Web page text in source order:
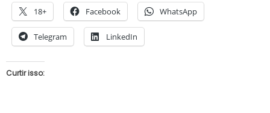
18+ Facebook WhatsApp
Telegram LinkedIn
Curtir isso: